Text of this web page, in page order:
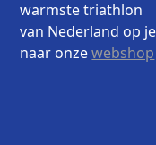
warmste triathlon
van Nederland op
naar onzewebshop